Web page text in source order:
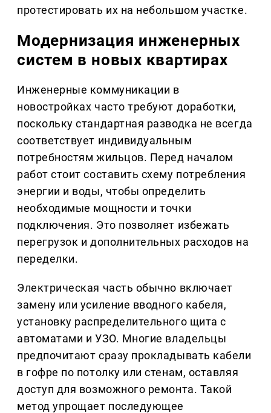
протестировать их на небольшом участке.
Модернизация инженерных
систем в новых квартирах
Инженерные коммуникации в
новостройках часто требуют доработки,
поскольку стандартная разводка не всегда
соответствует индивидуальным
потребностям жильцов. Перед началом
работ стоит составить схему потребления
энергии и воды, чтобы определить
необходимые мощности и точки
подключения. Это позволяет избежать
перегрузок и дополнительных расходов на
переделки.
Электрическая часть обычно включает
замену или усиление вводного кабеля,
установку распределительного щита с
автоматами и УЗО. Многие владельцы
предпочитают сразу прокладывать кабели
в гофре по потолку или стенам, оставляя
доступ для возможного ремонта. Такой
метод упрощает последующее